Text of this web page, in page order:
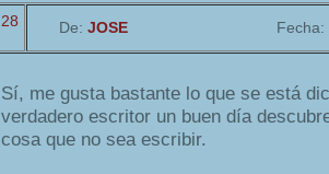
28 De: JOSE Fecha:
Sí, me gusta bastante lo que se está
verdadero escritor un buen día
cosa que no sea escribir.